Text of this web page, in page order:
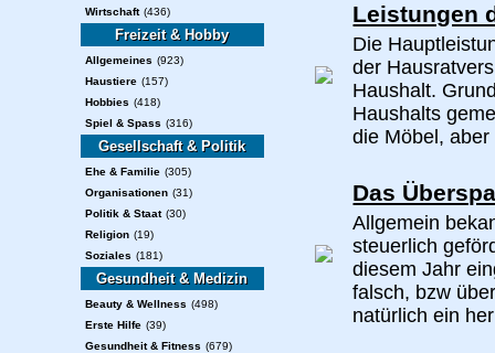
Wirtschaft (436)
Freizeit & Hobby
Allgemeines (923)
Haustiere (157)
Hobbies (418)
Spiel & Spass (316)
Gesellschaft & Politik
Ehe & Familie (305)
Organisationen (31)
Politik & Staat (30)
Religion (19)
Soziales (181)
Gesundheit & Medizin
Beauty & Wellness (498)
Erste Hilfe (39)
Gesundheit & Fitness (679)
Leistungen
Die
der
Haushalt.
Haushalts
die Möbel, aber
Das
Allgemein
steuerlich
diesem Jahr
falsch, bzw
natürlich ein